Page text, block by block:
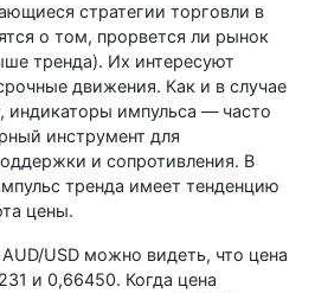
стратегии торговли в
о том, прорвется ли рынок
тренда). Их интересуют
движения. Как и в случае
индикаторы импульса — часто
инструмент для
и сопротивления. В
тренда имеет тенденцию
цены.
USD можно видеть, что цена
и 0,66450. Когда цена